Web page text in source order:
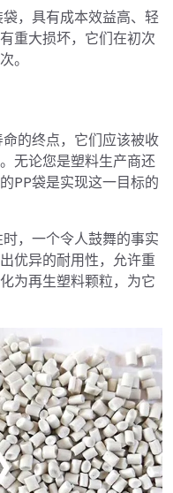
，具有成本效益高、轻
重大损坏，它们在初次
。
的终点，它们应该被收
无论您是塑料生产商还
PP袋是实现这一目标的
，一个令人鼓舞的事实
优异的耐用性，允许重
为再生塑料颗粒，为它